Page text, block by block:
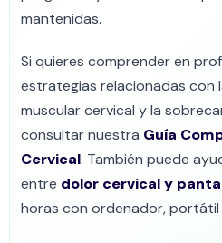
mantenidas.
Si quieres comprender en
estrategias relacionadas con
muscular cervical y la
consultar nuestra Guía
Cervical. También puede
entre dolor cervical y
horas con ordenador, portátil